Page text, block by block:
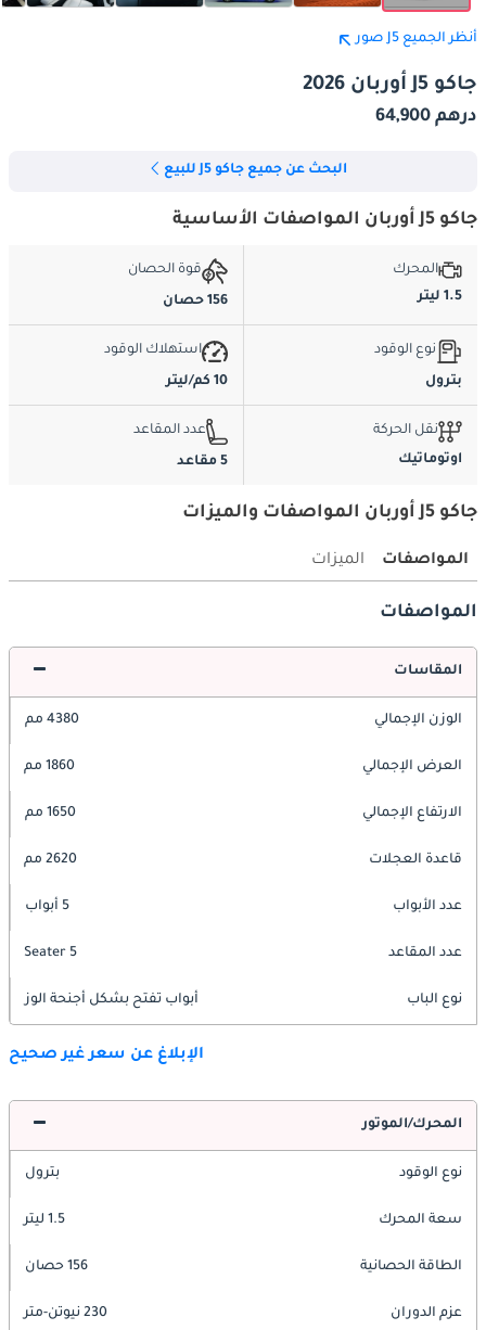
أنظر الجميع J5 صور
جاكو J5 أوربان 2026
درهم 64,900
البحث عن جميع جاكو J5 للبيع
جاكو J5 أوربان المواصفات الأساسية
المحرك
1.5 ليتر
قوة الحصان
156 حصان
نوع الوقود
بترول
استهلاك الوقود
10 كم/ليتر
نقل الحركة
اوتوماتيك
عدد المقاعد
5 مقاعد
جاكو J5 أوربان المواصفات والميزات
المواصفات الميزات
المواصفات
المقاسات
الوزن الإجمالي 4380 مم
العرض الإجمالي 1860 مم
الارتفاع الإجمالي 1650 مم
قاعدة العجلات 2620 مم
عدد الأبواب 5 أبواب
عدد المقاعد 5 Seater
نوع الباب أبواب تفتح بشكل أجنحة الوز
الإبلاغ عن سعر غير صحيح
المحرك/الموتور
نوع الوقود بترول
سعة المحرك 1.5 ليتر
الطاقة الحصانية 156 حصان
عزم الدوران 230 نيوتن-متر